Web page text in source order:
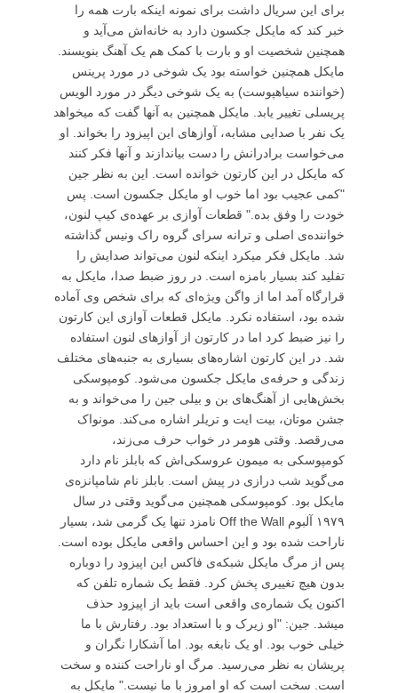
برای این سریال داشت برای نمونه اینکه بارت همه را
خبر کند که مایکل جکسون دارد به خانه‌اش می‌آید و
همچنین شخصیت او و بارت با کمک هم یک آهنگ بنویسند.
مایکل همچنین خواسته بود یک شوخی در مورد پرینس
(خواننده سیاهپوست) به یک شوخی دیگر در مورد الویس
پریسلی تغییر یابد. مایکل همچنین به آنها گفت که میخواهد
یک نفر با صدایی مشابه، آوازهای این اپیزود را بخواند. او
می‌خواست برادرانش را دست بیاندازند و آنها فکر کنند
که مایکل در این کارتون خوانده است. این به نظر جین
"کمی عجیب بود اما خوب او مایکل جکسون است. پس
خودت را وفق بده." قطعات آوازی بر عهده‌ی کیپ لنون،
خواننده‌ی اصلی و ترانه سرای گروه راک ونیس گذاشته
شد. مایکل فکر میکرد اینکه لنون می‌تواند صدایش را
تفلید کند بسیار بامزه است. در روز ضبط صدا، مایکل به
قرارگاه آمد اما از واگن ویژه‌ای که برای شخص وی آماده
شده بود، استفاده نکرد. مایکل قطعات آوازی این کارتون
را نیز ضبط کرد اما در کارتون از آوازهای لنون استفاده
شد. در این کارتون اشاره‌های بسیاری به جنبه‌های مختلف
زندگی و حرفه‌ی مایکل جکسون می‌شود. کومپوسکی
بخش‌هایی از آهنگ‌های بن و بیلی جین را می‌خواند و به
جشن موتان، بیت ایت و تریلر اشاره می‌کند. مونواک
می‌رقصد. وقتی هومر در خواب حرف می‌زند،
کومپوسکی به میمون عروسکی‌اش که بابلز نام دارد
می‌گوید شب درازی در پیش است. بابلز نام شامپانزه‌ی
مایکل بود. کومپوسکی همچنین می‌گوید وقتی در سال
۱۹۷۹ آلبوم Off the Wall نامزد تنها یک گرمی شد، بسیار
ناراحت شده بود و این احساس واقعی مایکل بوده است.
پس از مرگ مایکل شبکه‌ی فاکس این اپیزود را دوباره
بدون هیچ تغییری پخش کرد. فقط یک شماره تلفن که
اکنون یک شماره‌ی واقعی است باید از اپیزود حذف
میشد. جین: "او زیرک و با استعداد بود. رفتارش با ما
خیلی خوب بود. او یک نابغه بود. اما آشکارا نگران و
پریشان به نظر می‌رسید. مرگ او ناراحت کننده و سخت
است. سخت است که او امروز با ما نیست." مایکل به